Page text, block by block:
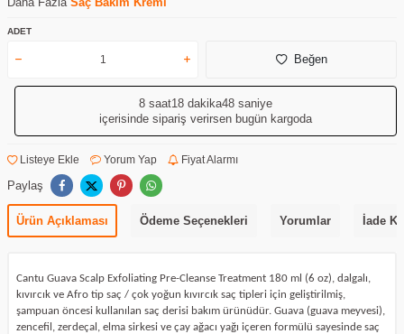
ADET
Beğen
8 saat18 dakika48 saniye
içerisinde sipariş verirsen bugün kargoda
Listeye Ekle Yorum Yap Fiyat Alarmı
Paylaş
Ürün Açıklaması Ödeme Seçenekleri Yorumlar İade
Cantu Guava Scalp Exfoliating Pre-Cleanse Treatment 180 ml (6 oz), dalgalı,
kıvırcık ve Afro tip saç / çok yoğun kıvırcık saç tipleri için geliştirilmiş,
şampuan öncesi kullanılan saç derisi bakım ürünüdür. Guava (guava meyvesi),
zencefil, zerdeçal, elma sirkesi ve çay ağacı yağı içeren formülü sayesinde saç